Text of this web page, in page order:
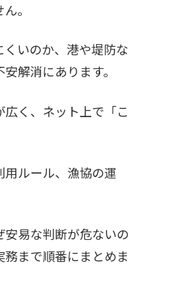
。
いのか、港や堤防な
解消にあります。
く、ネット上で「こ
ルール、漁協の運
易な判断が危ないの
まで順番にまとめま